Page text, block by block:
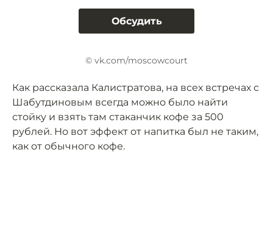
Обсудить
© vk.com/moscowcourt
Как рассказала Калистратова, на всех встречах с
Шабутдиновым всегда можно было найти
стойку и взять там стаканчик кофе за 500
рублей. Но вот эффект от напитка был не таким,
как от обычного кофе.